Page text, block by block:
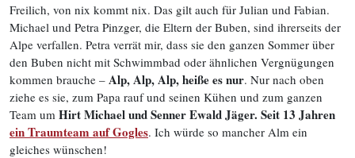
Freilich, von nix kommt nix. Das gilt auch für Julian und Fabian.
Michael und Petra Pinzger, die Eltern der Buben, sind ihrerseits der
Alpe verfallen. Petra verrät mir, dass sie den ganzen Sommer über
den Buben nicht mit Schwimmbad oder ähnlichen Vergnügungen
kommen brauche – Alp, Alp, Alp, heiße es nur. Nur nach oben
ziehe es sie, zum Papa rauf und seinen Kühen und zum ganzen
Team um Hirt Michael und Senner Ewald Jäger. Seit 13 Jahren
ein Traumteam auf Gogles. Ich würde so mancher Alm ein
gleiches wünschen!